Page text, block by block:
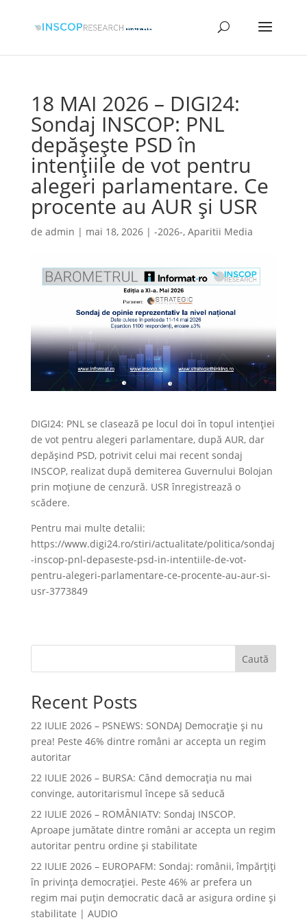
18 MAI 2026 – DIGI24:
Sondaj INSCOP: PNL
depășește PSD în
intențiile de vot pentru
alegeri parlamentare. Ce
procente au AUR și USR
de admin | mai 18, 2026| -2026-, Aparitii Media
DIGI24: PNL se clasează pe locul doi în topul intenției
de vot pentru alegeri parlamentare, după AUR, dar
depășind PSD, potrivit celui mai recent sondaj
INSCOP, realizat după demiterea Guvernului Bolojan
prin moțiune de cenzură. USR înregistrează o
scădere.
Pentru mai multe detalii:
https://www.digi24.ro/stiri/actualitate/politica/sondaj
-inscop-pnl-depaseste-psd-in-intentiile-de-vot-
pentru-alegeri-parlamentare-ce-procente-au-aur-si-
usr-3773849
Caută
Recent Posts
22 IULIE 2026 – PSNEWS: SONDAJ Democrație și nu
prea! Peste 46% dintre români ar accepta un regim
autoritar
22 IULIE 2026 – BURSA: Când democraţia nu mai
convinge, autoritarismul începe să seducă
22 IULIE 2026 – ROMÂNIATV: Sondaj INSCOP.
Aproape jumătate dintre români ar accepta un regim
autoritar pentru ordine și stabilitate
22 IULIE 2026 – EUROPAFM: Sondaj: românii, împărțiți
în privința democrației. Peste 46% ar prefera un
regim mai puțin democratic dacă ar asigura ordine și
stabilitate | AUDIO